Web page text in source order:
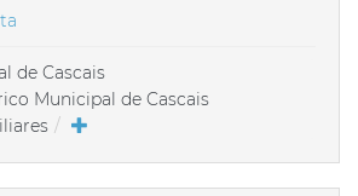
de Cascais
Municipal de Cascais